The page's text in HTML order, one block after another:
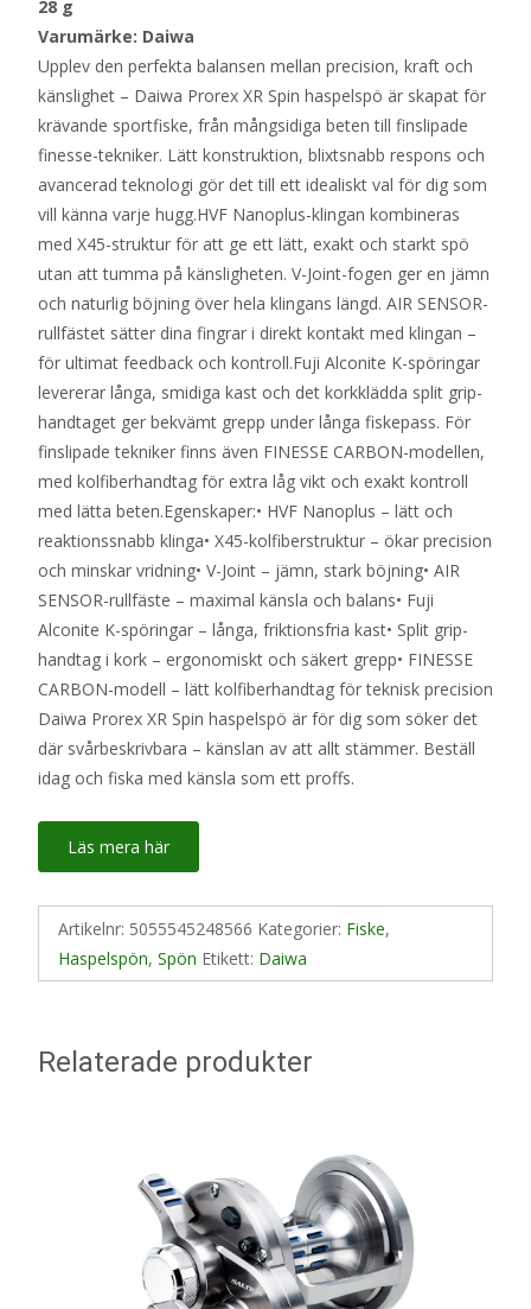
28 g
Varumärke: Daiwa
Upplev den perfekta balansen mellan precision, kraft och
känslighet – Daiwa Prorex XR Spin haspelspö är skapat för
krävande sportfiske, från mångsidiga beten till finslipade
finesse-tekniker. Lätt konstruktion, blixtsnabb respons och
avancerad teknologi gör det till ett idealiskt val för dig som
vill känna varje hugg.HVF Nanoplus-klingan kombineras
med X45-struktur för att ge ett lätt, exakt och starkt spö
utan att tumma på känsligheten. V-Joint-fogen ger en jämn
och naturlig böjning över hela klingans längd. AIR SENSOR-
rullfästet sätter dina fingrar i direkt kontakt med klingan –
för ultimat feedback och kontroll.Fuji Alconite K-spöringar
levererar långa, smidiga kast och det korkklädda split grip-
handtaget ger bekvämt grepp under långa fiskepass. För
finslipade tekniker finns även FINESSE CARBON-modellen,
med kolfiberhandtag för extra låg vikt och exakt kontroll
med lätta beten.Egenskaper:• HVF Nanoplus – lätt och
reaktionssnabb klinga• X45-kolfiberstruktur – ökar precision
och minskar vridning• V-Joint – jämn, stark böjning• AIR
SENSOR-rullfäste – maximal känsla och balans• Fuji
Alconite K-spöringar – långa, friktionsfria kast• Split grip-
handtag i kork – ergonomiskt och säkert grepp• FINESSE
CARBON-modell – lätt kolfiberhandtag för teknisk precision
Daiwa Prorex XR Spin haspelspö är för dig som söker det
där svårbeskrivbara – känslan av att allt stämmer. Beställ
idag och fiska med känsla som ett proffs.
Läs mera här
Artikelnr: 5055545248566 Kategorier: Fiske,
Haspelspön, Spön Etikett: Daiwa
Relaterade produkter